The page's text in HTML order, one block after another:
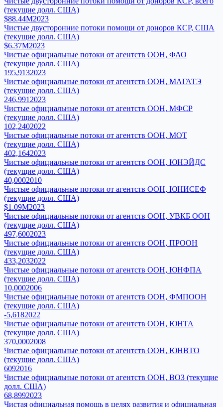
(текущие долл. США)
$88.44M2023
Чистые двусторонние потоки помощи от доноров КСР, США
(текущие долл. США)
$6.37M2023
Чистые официальные потоки от агентств ООН, ФАО
(текущие долл. США)
195,9132023
Чистые официальные потоки от агентств ООН, МАГАТЭ
(текущие долл. США)
246,991 2023
Чистые официальные потоки от агентств ООН, МФСР
(текущие долл. США)
102,2402022
Чистые официальные потоки от агентств ООН, МОТ
(текущие долл. США)
402,1642023
Чистые официальные потоки от агентств ООН, ЮНЭЙДС
(текущие долл. США)
40,0002010
Чистые официальные потоки от агентств ООН, ЮНИСЕФ
(текущие долл. США)
$1.09M2023
Чистые официальные потоки от агентств ООН, УВКБ ООН
(текущие долл. США)
497,6002023
Чистые официальные потоки от агентств ООН, ПРООН
(текущие долл. США)
433,2032022
Чистые официальные потоки от агентств ООН, ЮНФПА
(текущие долл. США)
10,0002006
Чистые официальные потоки от агентств ООН, ФМПООН
(текущие долл. США)
-5,6182022
Чистые официальные потоки от агентств ООН, ЮНТА
(текущие долл. США)
370,0002008
Чистые официальные потоки от агентств ООН, ЮНВТО
(текущие долл. США)
6092016
Чистые официальные потоки от агентств ООН, ВОЗ (текущие
долл. США)
68,8992023
Чистая официальная помощь в целях развития и официальная